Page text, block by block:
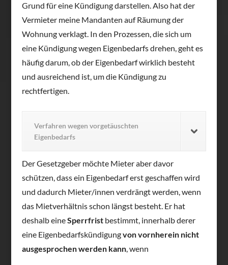
Grund für eine Kündigung darstellen. Also hat der
Vermieter meine Mandanten auf Räumung der
Wohnung verklagt. In den Prozessen, die sich um
eine Kündigung wegen Eigenbedarfs drehen, geht es
häufig darum, ob der Eigenbedarf wirklich besteht
und ausreichend ist, um die Kündigung zu
rechtfertigen.
Verfahren wegen vorgetäuschten
Eigenbedarfs
Der Gesetzgeber möchte Mieter aber davor
schützen, dass ein Eigenbedarf erst geschaffen wird
und dadurch Mieter/innen verdrängt werden, wenn
das Mietverhältnis schon längst besteht. Er hat
deshalb eineSperrfristbestimmt, innerhalb derer
eine Eigenbedarfskündigungvon vornherein nicht
ausgesprochen werden kann, wenn